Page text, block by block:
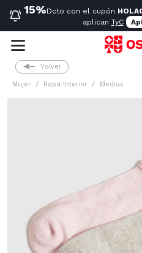
15%Dcto con el cupón
aplican TyC
Volver
Mujer Ropa Interior Medias